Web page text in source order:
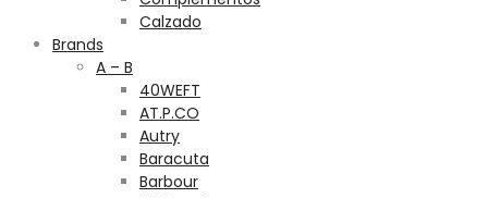
Calzado
Brands
A – B
40WEFT
AT.P.CO
Autry
Baracuta
Barbour